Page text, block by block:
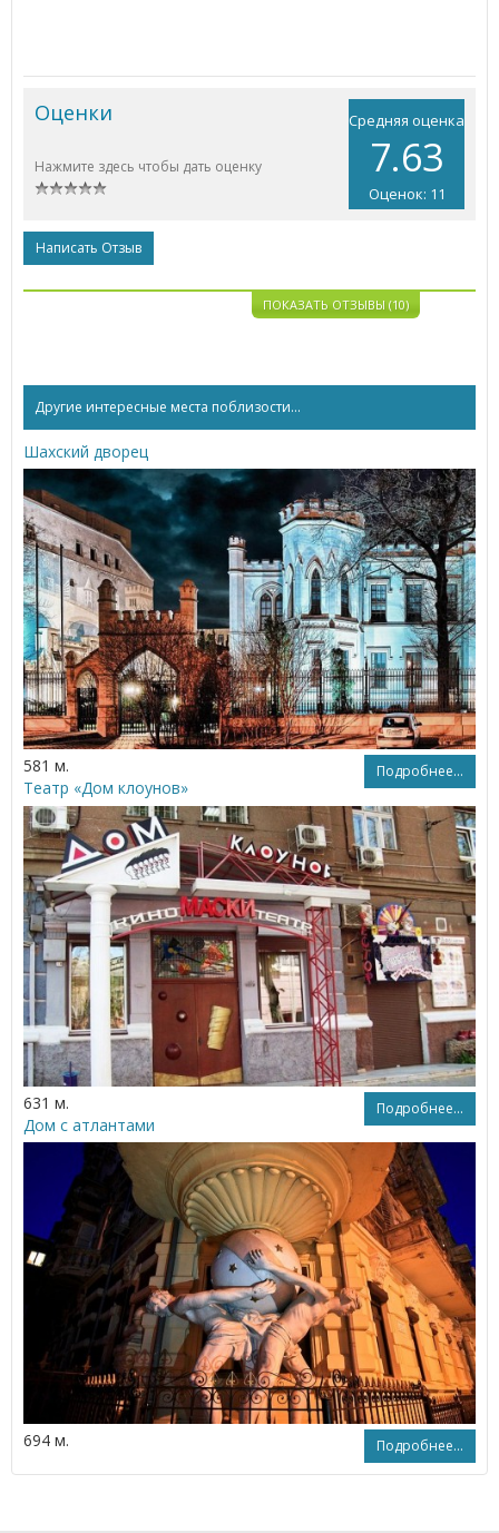
Средняя оценка
7.63
Оценок: 11
Оценки
Нажмите здесь чтобы дать оценку
Написать Отзыв
ПОКАЗАТЬ ОТЗЫВЫ (10)
Другие интересные места поблизости...
Шахский дворец
581 м. Подробнее...
Театр «Дом клоунов»
631 м. Подробнее...
Дом с атлантами
694 м. Подробнее...